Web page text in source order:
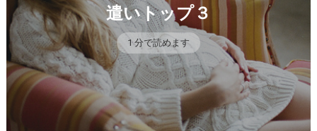
遣いトップ３
1 分で読めます